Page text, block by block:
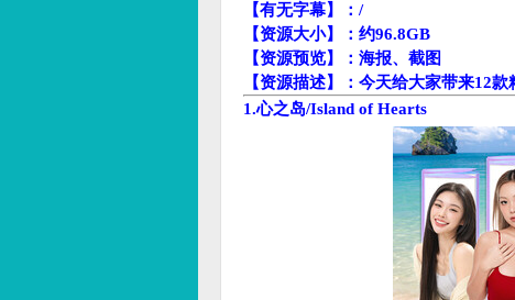
【有无字幕】：/
【资源大小】：约96.8GB
【资源预览】：海报、截图
【资源描述】：今天给大家带来12
1.心之岛/Island of Hearts